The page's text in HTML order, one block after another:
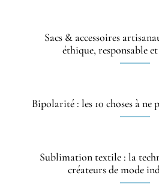
Sacs & accessoires
éthique, responsable
Bipolarité : les 10 choses à ne
Sublimation textile : la
créateurs de mode